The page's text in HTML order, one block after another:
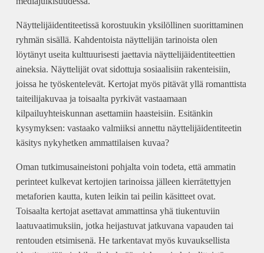
Näyttelijäidentiteetissä korostuukin yksilöllinen suorittaminen
ryhmän sisällä. Kahdentoista näyttelijän tarinoista olen
löytänyt useita kulttuurisesti jaettavia näyttelijäidentiteettien
aineksia. Näyttelijät ovat sidottuja sosiaalisiin rakenteisiin,
joissa he työskentelevät. Kertojat myös pitävät yllä romanttista
taiteilijakuvaa ja toisaalta pyrkivät vastaamaan
kilpailuyhteiskunnan asettamiin haasteisiin. Esitänkin
kysymyksen: vastaako valmiiksi annettu näyttelijäidentiteetin
käsitys nykyhetken ammattilaisen kuvaa?
Oman tutkimusaineistoni pohjalta voin todeta, että ammatin
perinteet kulkevat kertojien tarinoissa jälleen kierrätettyjen
metaforien kautta, kuten leikin tai peilin käsitteet ovat.
Toisaalta kertojat asettavat ammattinsa yhä tiukentuviin
laatuvaatimuksiin, jotka heijastuvat jatkuvana vapauden tai
rentouden etsimisenä. He tarkentavat myös kuvauksellista